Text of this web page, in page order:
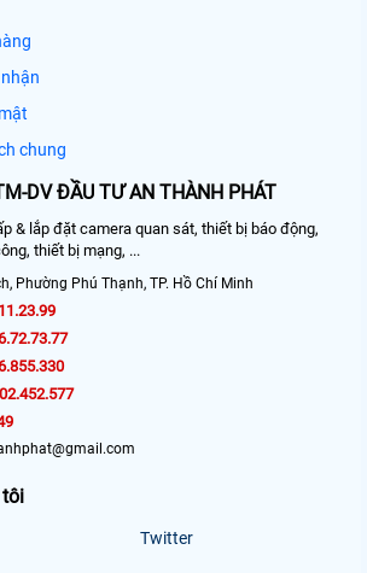
chung
DV ĐẦU TƯ AN THÀNH PHÁT
& lắp đặt camera quan sát, thiết bị báo động,
thiết bị mạng, ...
Phường Phú Thạnh, TP. Hồ Chí Minh
tôi
Twitter